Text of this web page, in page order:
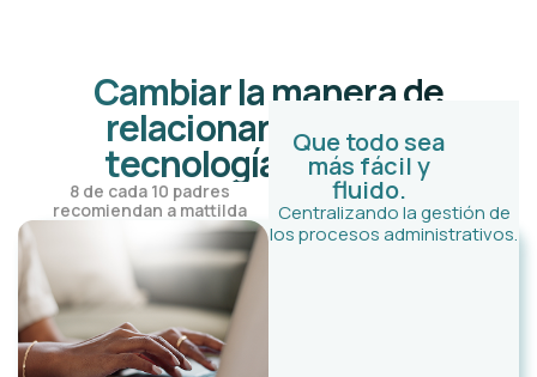
Cambiar la manera de
relacionarnos con la
tecnología significa:
8 de cada 10 padres
recomiendan a mattilda
Que todo sea
más fácil y
fluido.
Centralizando la gestión de
los procesos administrativos.